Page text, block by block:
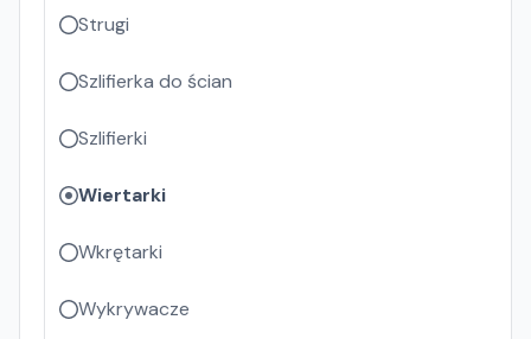
Strugi
Szlifierka do ścian
Szlifierki
Wiertarki
Wkrętarki
Wykrywacze